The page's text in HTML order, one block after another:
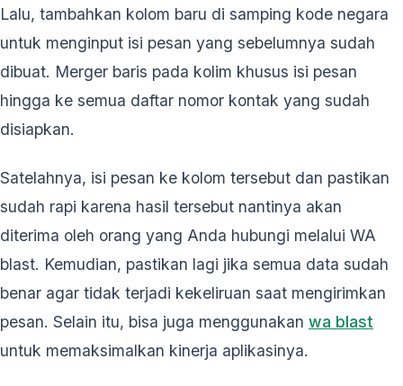
Lalu, tambahkan kolom baru di samping kode negara
untuk menginput isi pesan yang sebelumnya sudah
dibuat. Merger baris pada kolim khusus isi pesan
hingga ke semua daftar nomor kontak yang sudah
disiapkan.
Satelahnya, isi pesan ke kolom tersebut dan pastikan
sudah rapi karena hasil tersebut nantinya akan
diterima oleh orang yang Anda hubungi melalui WA
blast. Kemudian, pastikan lagi jika semua data sudah
benar agar tidak terjadi kekeliruan saat mengirimkan
pesan. Selain itu, bisa juga menggunakan wa blast
untuk memaksimalkan kinerja aplikasinya.